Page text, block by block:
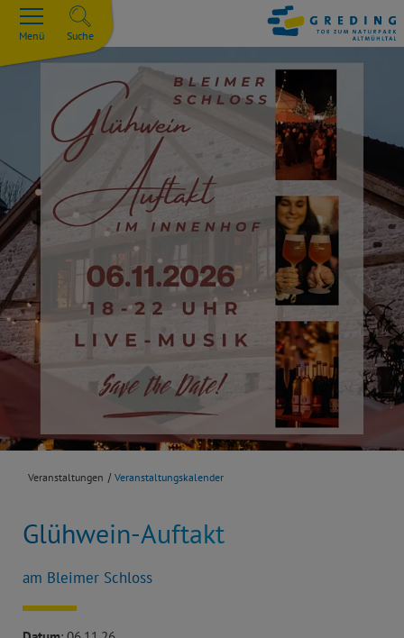
Menü Suche
Veranstaltungen Veranstaltungskalender
Glühwein-Auftakt
am Bleimer Schloss